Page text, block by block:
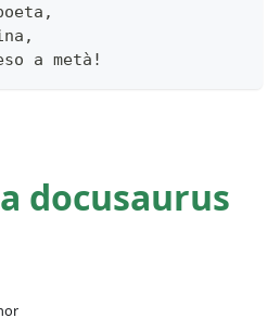
a metà!
docusaurus